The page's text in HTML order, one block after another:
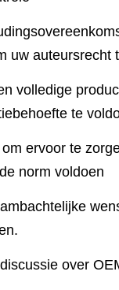
uw auteursrecht
volledige
te
ervoor te
norm voldoen
over